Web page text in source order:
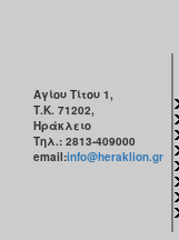
Αγίου Τίτου 1,
Τ.Κ. 71202,
Ηράκλειο
Τηλ.: 2813-409000
email:info@heraklion.gr